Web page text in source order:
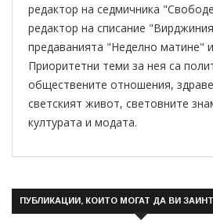
редактор на седмичника
редактор на списание
предаванията "Неделно матине"
Приоритетни теми за нея са
обществените отношения,
светският живот, световните
културата и модата.
ПУБЛИКАЦИИ, КОИТО МОГАТ ДА ВИ